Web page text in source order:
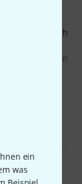
ein
was
und
das hat sich
manchmal ein